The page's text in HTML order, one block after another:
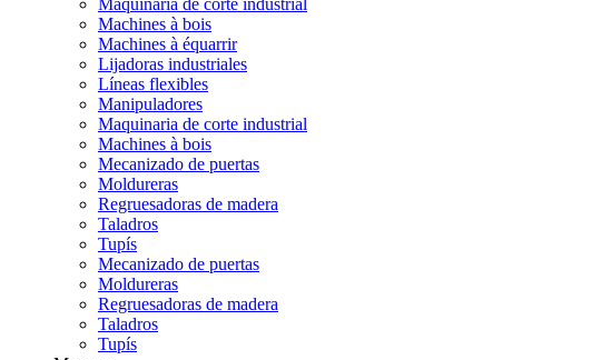
Machines à bois
Machines à équarrir
Lijadoras industriales
Líneas flexibles
Manipuladores
Maquinaria de corte industrial
Machines à bois
Mecanizado de puertas
Moldureras
Regruesadoras de madera
Taladros
Tupís
Mecanizado de puertas
Moldureras
Regruesadoras de madera
Taladros
Tupís